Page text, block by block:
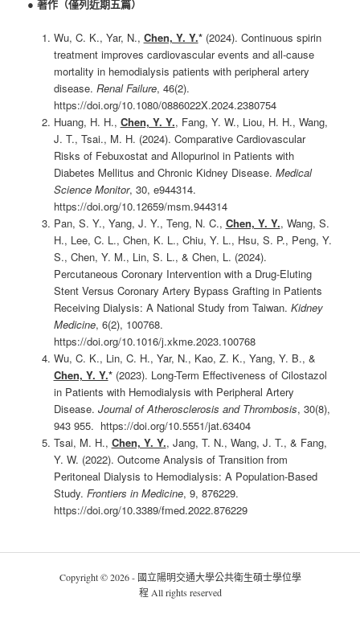
●著作（僅列近期五篇）
Wu, C. K., Yar, N., Chen, Y. Y.*(2024). Continuous spirin
treatment improves cardiovascular events and all-cause
mortality in hemodialysis patients with peripheral artery
disease. Renal Failure, 46(2).
https://doi.org/10.1080/0886022X.2024.2380754
Huang, H. H., Chen, Y. Y., Fang, Y. W., Liou, H. H., Wang,
J. T., Tsai., M. H. (2024). Comparative Cardiovascular
Risks of Febuxostat and Allopurinol in Patients with
Diabetes Mellitus and Chronic Kidney Disease. Medical
Science Monitor, 30, e944314.
https://doi.org/10.12659/msm.944314
Pan, S. Y., Yang, J. Y., Teng, N. C., Chen, Y. Y., Wang, S.
H., Lee, C. L., Chen, K. L., Chiu, Y. L., Hsu, S. P., Peng, Y.
S., Chen, Y. M., Lin, S. L., & Chen, L. (2024).
Percutaneous Coronary Intervention with a Drug-Eluting
Stent Versus Coronary Artery Bypass Grafting in Patients
Receiving Dialysis: A National Study from Taiwan. Kidney
Medicine, 6(2), 100768.
https://doi.org/10.1016/j.xkme.2023.100768
Wu, C. K., Lin, C. H., Yar, N., Kao, Z. K., Yang, Y. B., &
Chen, Y. Y.*(2023). Long-Term Effectiveness of Cilostazol
in Patients with Hemodialysis with Peripheral Artery
Disease. Journal of Atherosclerosis and Thrombosis, 30(8),
943 955. https://doi.org/10.5551/jat.63404
Tsai, M. H., Chen, Y. Y., Jang, T. N., Wang, J. T., & Fang,
Y. W. (2022). Outcome Analysis of Transition from
Peritoneal Dialysis to Hemodialysis: A Population-Based
Study. Frontiers in Medicine, 9, 876229.
https://doi.org/10.3389/fmed.2022.876229
Copyright © 2026 - 國立陽明交通大學公共衛生碩士學位學
程 All rights reserved